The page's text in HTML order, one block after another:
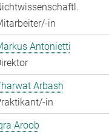
in
Antonietti
Arbash
in
Aroob